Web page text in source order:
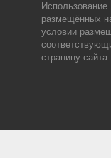
размещённых
условии
страницу сайта.